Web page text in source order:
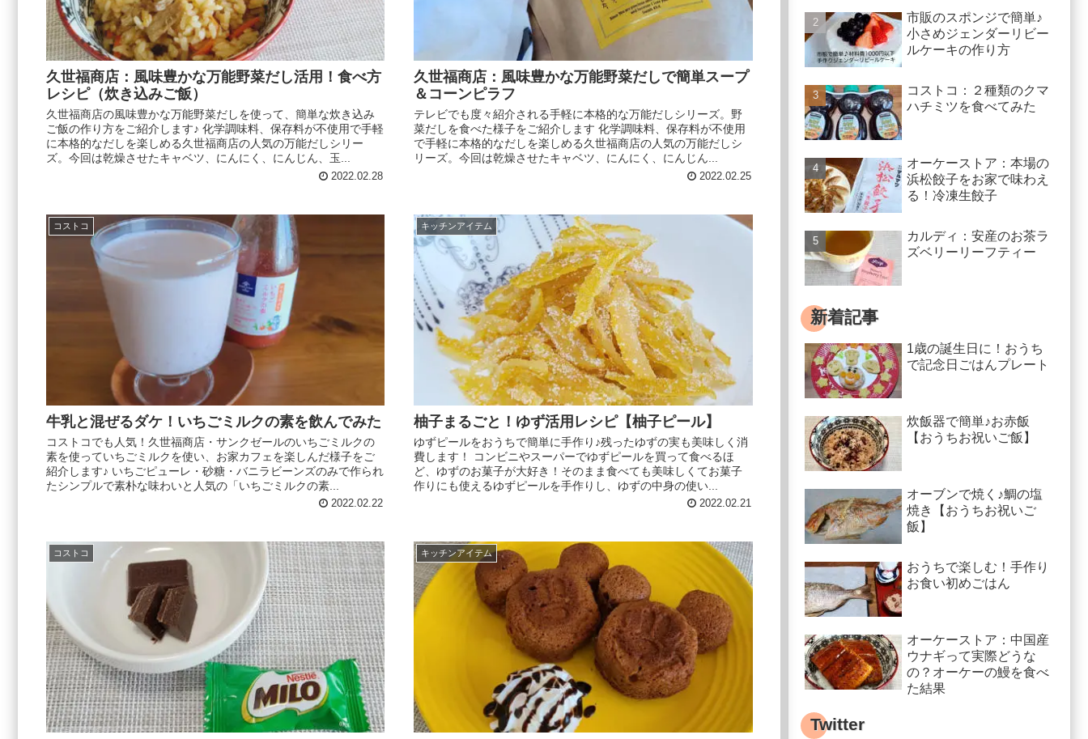
久世福商店：風味豊かな万能野菜だし活用！食べ方
レシピ（炊き込みご飯）
久世福商店の風味豊かな万能野菜だしを使って、簡単な炊き込み
ご飯の作り方をご紹介します♪ 化学調味料、保存料が不使用で手軽
に本格的なだしを楽しめる久世福商店の人気の万能だしシリー
ズ。今回は乾燥させたキャベツ、にんにく、にんじん、玉...
2022.02.28
久世福商店：風味豊かな万能野菜だしで簡単スープ
＆コーンピラフ
テレビでも度々紹介される手軽に本格的な万能だしシリーズ。野
菜だしを食べた様子をご紹介します 化学調味料、保存料が不使用
で手軽に本格的なだしを楽しめる久世福商店の人気の万能だしシ
リーズ。今回は乾燥させたキャベツ、にんにく、にんじん...
2022.02.25
コストコ
牛乳と混ぜるダケ！いちごミルクの素を飲んでみた
コストコでも人気！久世福商店・サンクゼールのいちごミルクの
素を使っていちごミルクを使い、お家カフェを楽しんだ様子をご
紹介します♪ いちごピューレ・砂糖・バニラビーンズのみで作られ
たシンプルで素朴な味わいと人気の「いちごミルクの素...
2022.02.22
キッチンアイテム
柚子まるごと！ゆず活用レシピ【柚子ピール】
ゆずピールをおうちで簡単に手作り♪残ったゆずの実も美味しく消
費します！ コンビニやスーパーでゆずピールを買って食べるほ
ど、ゆずのお菓子が大好き！そのまま食べても美味しくてお菓子
作りにも使えるゆずピールを手作りし、ゆずの中身の使い...
2022.02.21
コストコ キッチンアイテム
市販のスポンジで簡単♪
小さめジェンダーリビー
ルケーキの作り方
コストコ：２種類のクマ
ハチミツを食べてみた
オーケーストア：本場の
浜松餃子をお家で味わえ
る！冷凍生餃子
カルディ：安産のお茶ラ
ズベリーリーフティー
新着記事
1歳の誕生日に！おうち
で記念日ごはんプレート
炊飯器で簡単♪お赤飯
【おうちお祝いご飯】
オーブンで焼く♪鯛の塩
焼き【おうちお祝いご
飯】
おうちで楽しむ！手作り
お食い初めごはん
オーケーストア：中国産
ウナギって実際どうな
の？オーケーの鰻を食べ
た結果
Twitter